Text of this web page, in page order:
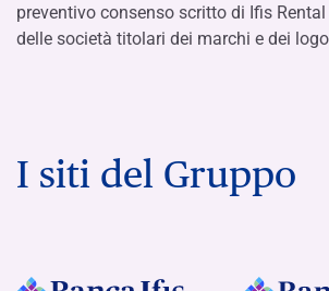
preventivo consenso scritto di Ifis Rental
delle società titolari dei marchi e dei
I siti del Gruppo